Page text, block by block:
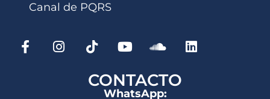
Canal de PQRS
CONTACTO
WhatsApp: